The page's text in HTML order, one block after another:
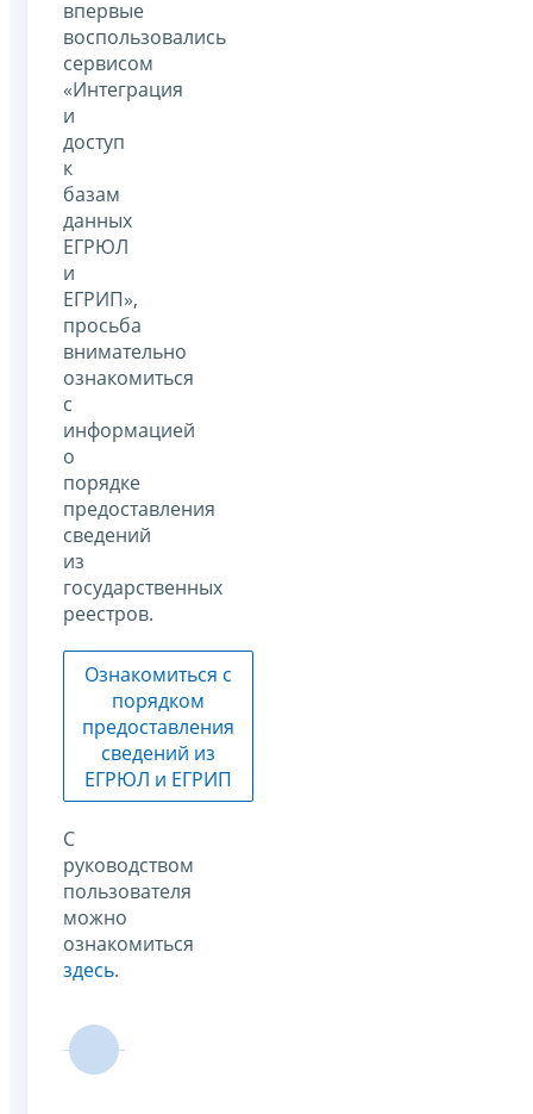
впервые
воспользовались
сервисом
«Интеграция
и
доступ
к
базам
данных
ЕГРЮЛ
и
ЕГРИП»,
просьба
внимательно
ознакомиться
с
информацией
о
порядке
предоставления
сведений
из
государственных
реестров.
Ознакомиться с
порядком
предоставления
сведений из
ЕГРЮЛ и ЕГРИП
С
руководством
пользователя
можно
ознакомиться
здесь.